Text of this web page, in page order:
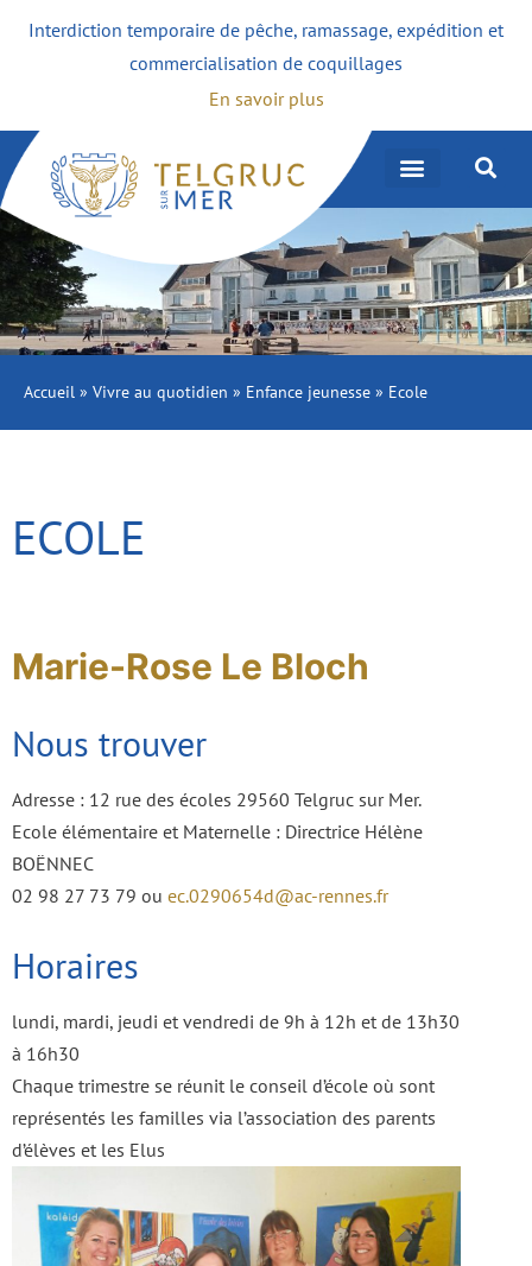
Interdiction temporaire de pêche, ramassage, expédition et
commercialisation de coquillages
En savoir plus
Accueil » Vivre au quotidien » Enfance jeunesse » Ecole
ECOLE
Marie-Rose Le Bloch
Nous trouver
Adresse : 12 rue des écoles 29560 Telgruc sur Mer.
Ecole élémentaire et Maternelle : Directrice Hélène
BOËNNEC
02 98 27 73 79 ou ec.0290654d@ac-rennes.fr
Horaires
lundi, mardi, jeudi et vendredi de 9h à 12h et de 13h30
à 16h30
Chaque trimestre se réunit le conseil d’école où sont
représentés les familles via l’association des parents
d’élèves et les Elus